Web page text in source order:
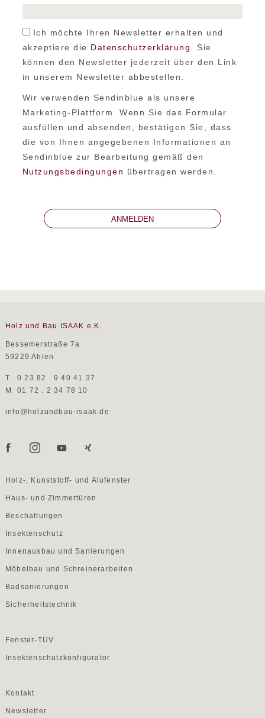
Ich möchte Ihren Newsletter erhalten und
akzeptiere die Datenschutzerklärung
. Sie
können den Newsletter jederzeit über den Link
in unserem Newsletter abbestellen.
Wir verwenden Sendinblue als unsere
Marketing-Plattform. Wenn Sie das Formular
ausfüllen und absenden, bestätigen Sie, dass
die von Ihnen angegebenen Informationen an
Sendinblue zur Bearbeitung gemäß den
Nutzungsbedingungen übertragen werden.
Holz und Bau ISAAK e.K.
Bessemerstraße 7a
59229 Ahlen
T
0 23 82 . 9 40 41 37
M
01 72 . 2 34 78 10
info@holzundbau-isaak.de
Holz-, Kunststoff- und Alufenster
Haus- und Zimmertüren
Beschattungen
Insektenschutz
Innenausbau und Sanierungen
Möbelbau und Schreinerarbeiten
Badsanierungen
Sicherheitstechnik
Fenster-TÜV
Insektenschutzkonfigurator
Kontakt
Newsletter